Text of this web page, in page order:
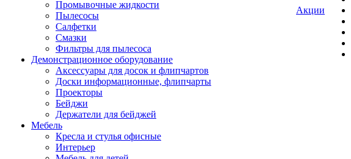
Промывочные жидкости
Пылесосы
Салфетки
Смазки
Фильтры для пылесоса
Демонстрационное оборудование
Аксессуары для досок и флипчартов
Доски информационные, флипчарты
Проекторы
Бейджи
Держатели для бейджей
Мебель
Кресла и стулья офисные
Интерьер
Акции